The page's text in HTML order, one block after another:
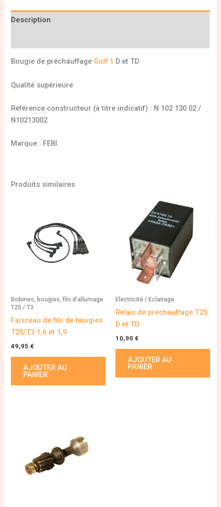
Description
Bougie de préchauffage Golf 1 D et TD
Qualité supérieure
Référence constructeur (à titre indicatif) : N 102 130 02 /
N10213002
Marque : FEBI
Produits similaires
Bobines, bougies, fils d'allumage
T25 / T3
Faisceau de fils de bougies
T25/T3 1,6 et 1,9
49,95 €
AJOUTER AU
PANIER
Electricité / Eclairage
Relais de préchauffage T25
D et TD
10,90 €
AJOUTER AU
PANIER